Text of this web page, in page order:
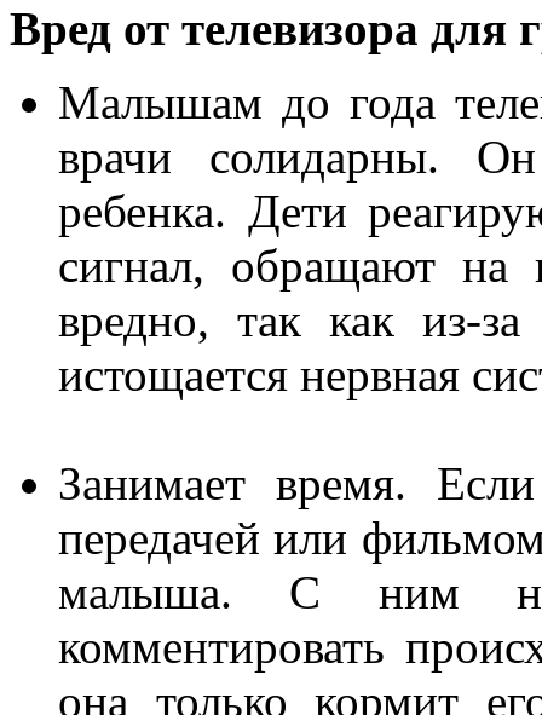
Вред от телевизора для
Малышам до года
врачи солидарны.
ребенка. Дети
сигнал, обращают на
вредно, так как из-
истощается нервная
Занимает время.
передачей или
малыша. С ним
комментировать
она только кормит